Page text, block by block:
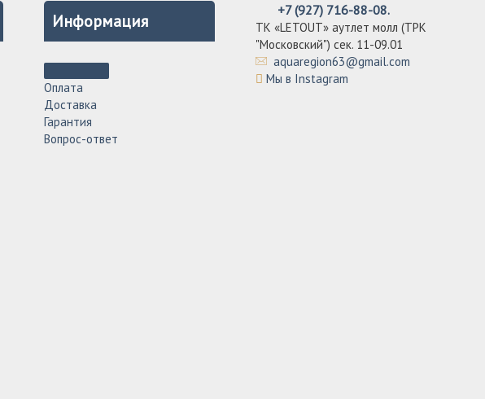
Информация
Оплата
Доставка
Гарантия
Вопрос-ответ
+7 (927) 716-88-08.
ТК «LETOUT» аутлет молл (ТРК
"Московский") сек. 11-09.01
aquaregion63@gmail.com
Мы в Instagram